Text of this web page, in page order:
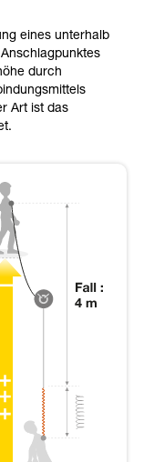
eines unterhalb
durch
Art ist das